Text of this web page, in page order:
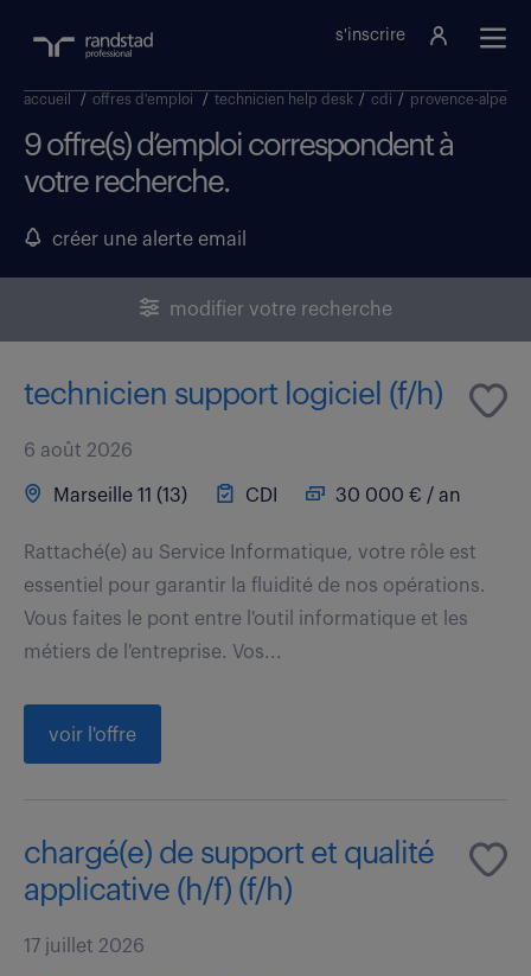
s'inscrire
accueil / offres d'emploi / technicien help desk / cdi / provence-alpes-
9 offre(s) d’emploi correspondent à
votre recherche.
créer une alerte email
modifier votre recherche
technicien support logiciel (f/h)
6 août 2026
Marseille 11 (13) CDI 30 000 € / an
Rattaché(e) au Service Informatique, votre rôle est
essentiel pour garantir la fluidité de nos opérations.
Vous faites le pont entre l'outil informatique et les
métiers de l'entreprise. Vos...
voir l'offre
chargé(e) de support et qualité
applicative (h/f) (f/h)
17 juillet 2026